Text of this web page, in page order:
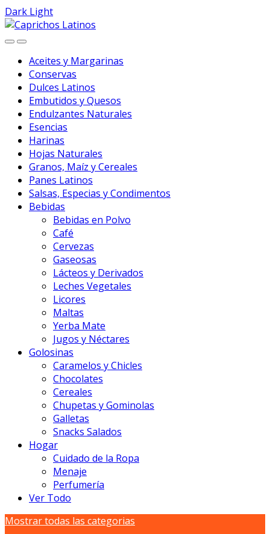
Dark Light
Skip
to
Skip
to
Aceites y Margarinas
Conservas
Dulces Latinos
Embutidos y Quesos
Endulzantes Naturales
Esencias
Harinas
Hojas Naturales
Granos, Maíz y Cereales
Panes Latinos
Salsas, Especias y Condimentos
Bebidas
Bebidas en Polvo
Café
Cervezas
Gaseosas
Lácteos y Derivados
Leches Vegetales
Licores
Maltas
Yerba Mate
Jugos y Néctares
Golosinas
Caramelos y Chicles
Chocolates
Cereales
Chupetas y Gominolas
Galletas
Snacks Salados
Hogar
Cuidado de la Ropa
Menaje
Perfumería
Ver Todo
Mostrar todas las categorias